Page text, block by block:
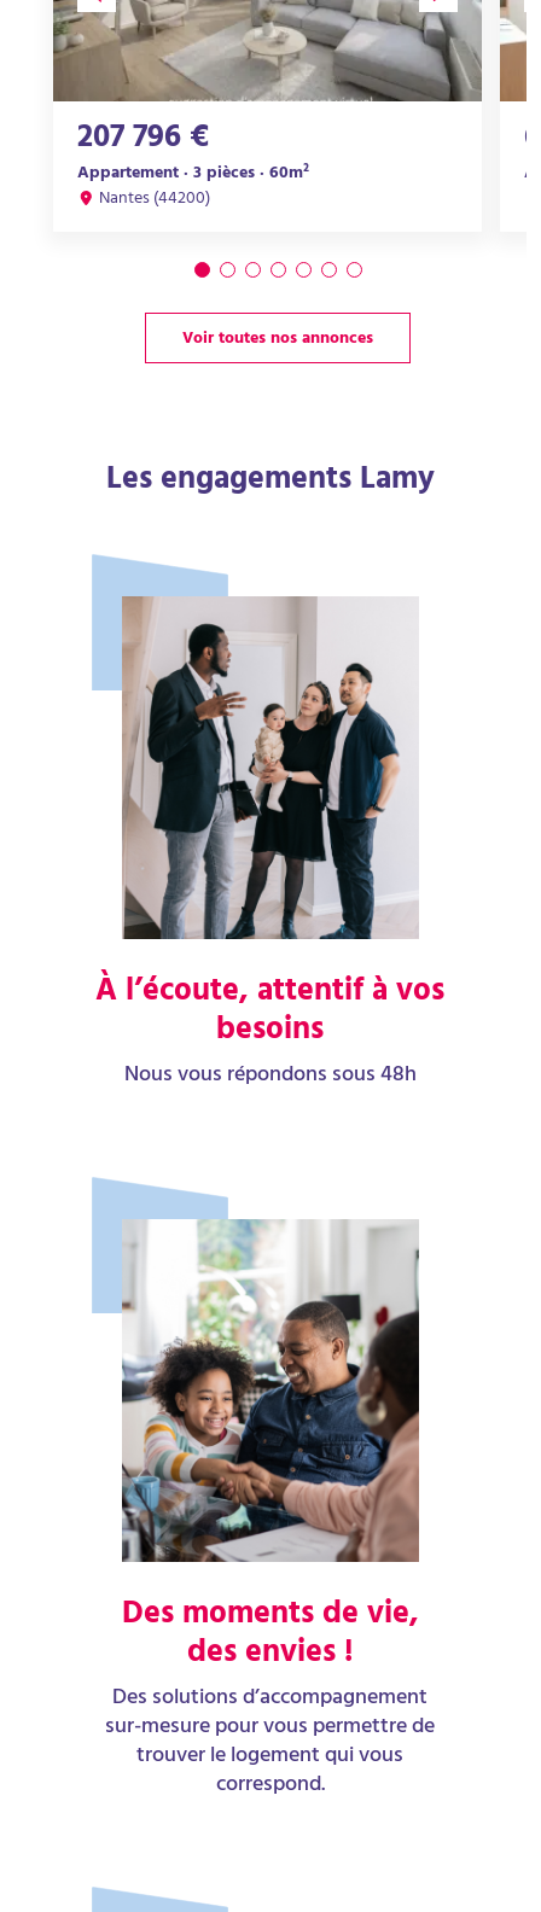
207 796 €
Appartement · 3 pièces · 60m²
Nantes (44200)
Voir toutes nos annonces
Les engagements Lamy
À l’écoute, attentif à vos
besoins
Nous vous répondons sous 48h
Des moments de vie,
des envies !
Des solutions d’accompagnement
sur-mesure pour vous permettre de
trouver le logement qui vous
correspond.